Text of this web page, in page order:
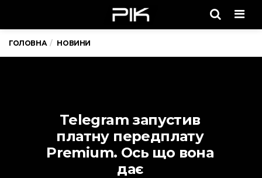
ГОЛОВНА НОВИНИ
Telegram запустив
платну передплату
Premium. Ось що вона
дає